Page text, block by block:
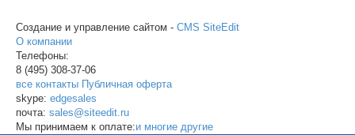
Создание и управление сайтом - CMS SiteEdit
О компании
Телефоны:
8 (495) 308-37-06
все контакты Публичная оферта
skype: edgesales
почта: sales@siteedit.ru
Мы принимаем к оплате:и многие другие